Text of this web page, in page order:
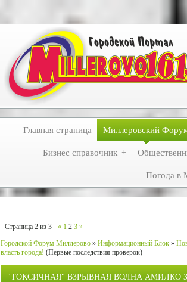
Главная страница Миллеровский
Бизнес справочник
Погода в
Страница 2 из 3 « 1 2 3 »
Городской Форум Миллерово » Информационный Блок »
власть города! (Первые последствия проверок)
"ТОКСИЧНАЯ" ВЗРЫВНАЯ ВОЛНА АМИЛКО